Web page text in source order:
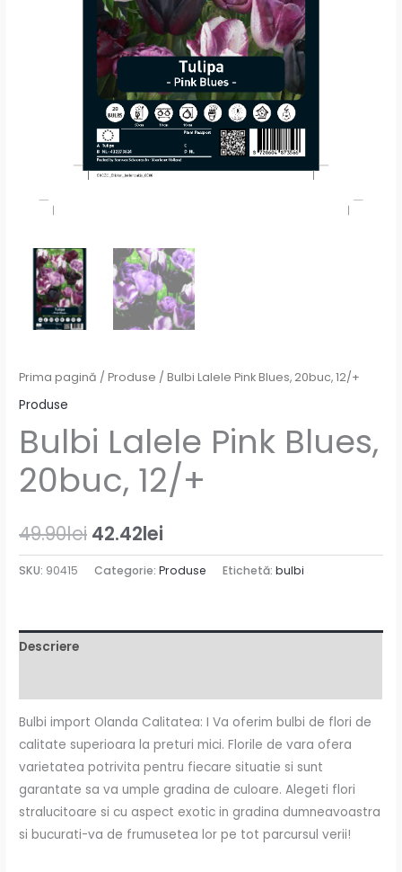
Prima pagină /Produse / Bulbi Lalele Pink Blues, 20buc, 12/+
Produse
Bulbi Lalele Pink Blues,
20buc, 12/+
49.90lei 42.42lei
SKU: 90415 Categorie:Produse Etichetă:bulbi
Descriere
Bulbi import Olanda Calitatea: I Va oferim bulbi de flori de
calitate superioara la preturi mici. Florile de vara ofera
varietatea potrivita pentru fiecare situatie si sunt
garantate sa va umple gradina de culoare. Alegeti flori
stralucitoare si cu aspect exotic in gradina dumneavoastra
si bucurati-va de frumusetea lor pe tot parcursul verii!